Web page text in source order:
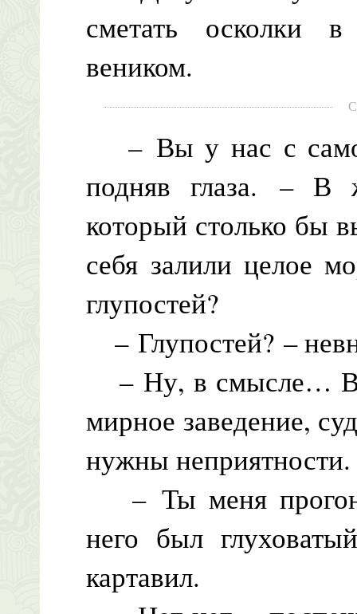
сметать осколки
веником.
– Вы у нас с
подняв глаза. – В
который столько бы
себя залили целое
глупостей?
– Глупостей? –
– Ну, в смысле…
мирное заведение,
нужны неприятности.
– Ты меня
него был
картавил.